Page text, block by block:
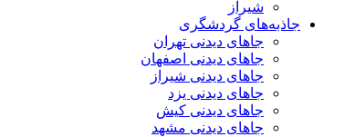
شیراز
جاذبه‌های گردشگری
جاهای دیدنی تهران
جاهای دیدنی اصفهان
جاهای دیدنی شیراز
جاهای دیدنی یزد
جاهای دیدنی کیش
جاهای دیدنی مشهد